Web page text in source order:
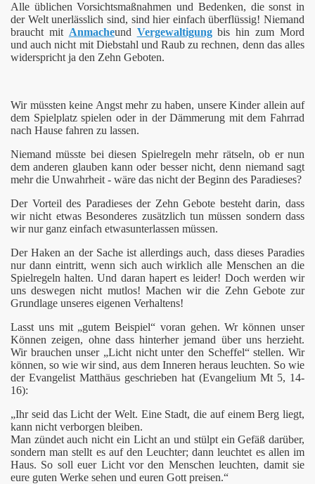
Alle üblichen Vorsichtsmaßnahmen und Bedenken, die sonst in
der Welt unerlässlich sind, sind hier einfach überflüssig! Niemand
braucht mit Anmacheund Vergewaltigungbis hin zum Mord
und auch nicht mit Diebstahl und Raub zu rechnen, denn das alles
widerspricht ja den Zehn Geboten.
Wir müssten keine Angst mehr zu haben, unsere Kinder allein auf
dem Spielplatz spielen oder in der Dämmerung mit dem Fahrrad
nach Hause fahren zu lassen.
Niemand müsste bei diesen Spielregeln mehr rätseln, ob er nun
dem anderen glauben kann oder besser nicht, denn niemand sagt
mehr die Unwahrheit - wäre das nicht der Beginn des Paradieses?
Der Vorteil des Paradieses der Zehn Gebote besteht darin, dass
wir nicht etwas Besonderes zusätzlich tun müssen sondern dass
wir nur ganz einfach etwasunterlassen müssen.
Der Haken an der Sache ist allerdings auch, dass dieses Paradies
nur dann eintritt, wenn sich auch wirklich alle Menschen an die
Spielregeln halten. Und daran hapert es leider! Doch werden wir
uns deswegen nicht mutlos! Machen wir die Zehn Gebote zur
Grundlage unseres eigenen Verhaltens!
Lasst uns mit „gutem Beispiel“ voran gehen. Wr können unser
Können zeigen, ohne dass hinterher jemand über uns herzieht.
Wir brauchen unser „Licht nicht unter den Scheffel“ stellen. Wir
können, so wie wir sind, aus dem Inneren heraus leuchten. So wie
der Evangelist Matthäus geschrieben hat (Evangelium Mt 5, 14-
16):
„Ihr seid das Licht der Welt. Eine Stadt, die auf einem Berg liegt,
kann nicht verborgen bleiben.
Man zündet auch nicht ein Licht an und stülpt ein Gefäß darüber,
sondern man stellt es auf den Leuchter; dann leuchtet es allen im
Haus. So soll euer Licht vor den Menschen leuchten, damit sie
eure guten Werke sehen und euren Gott preisen.“